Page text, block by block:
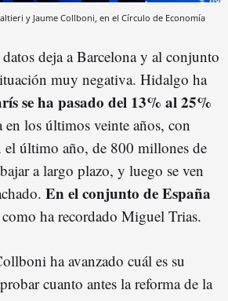
y Jaume Collboni, en el Círculo de Economía
deja a Barcelona y al conjunto
muy negativa. Hidalgo ha
se ha pasado del 13% al 25%
los últimos veinte años, con
el último año, de 800 millones de
a largo plazo, y luego se ven
En el conjunto de España
ha recordado Miguel Trias.
ha avanzado cuál es su
cuanto antes la reforma de la